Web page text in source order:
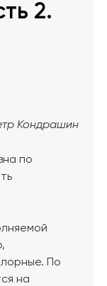
2.
Кондрашин
по
По
на